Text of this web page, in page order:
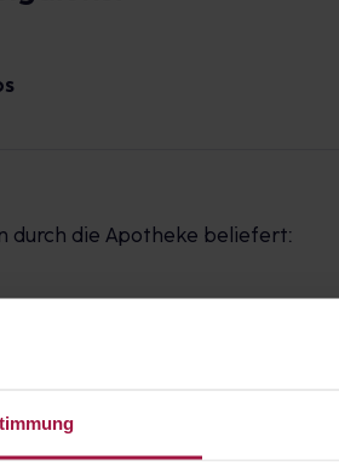
durch die Apotheke beliefert: